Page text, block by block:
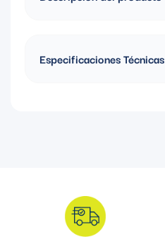
REVESTIMIENTO DE PVC
Especificaciones Técnicas